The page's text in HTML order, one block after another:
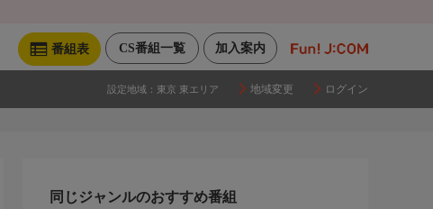
加入案内
CS番組一覧
番組表
設定地域： 東京 東エリア 地域変更 ログイン
同じジャンルのおすすめ番組